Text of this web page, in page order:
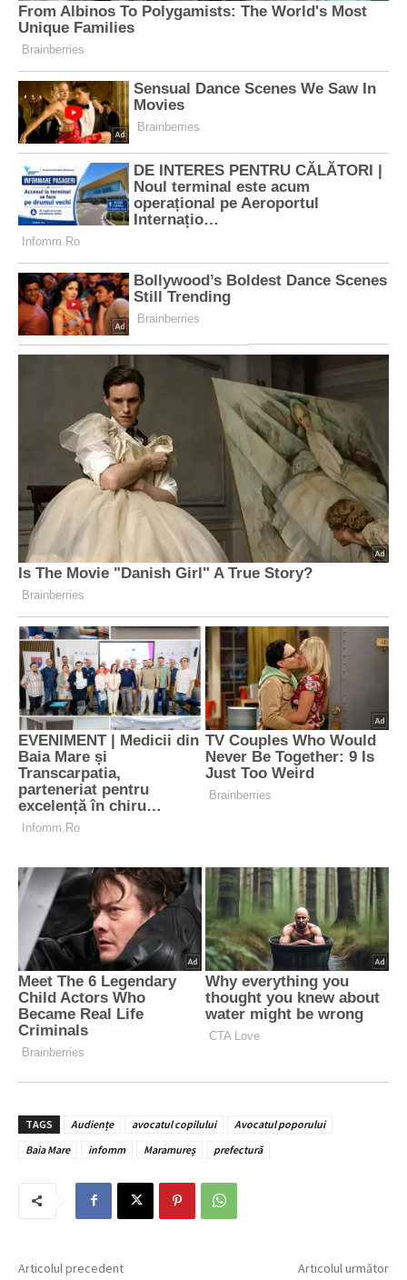
TAGS Audiențe avocatul copilului
Avocatul poporului
Baia Mare
infomm Maramureș prefectură
Articolul precedent Articolul următor